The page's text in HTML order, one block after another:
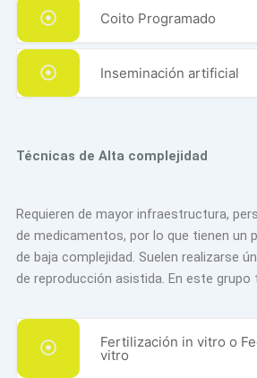
Coito Programado
Inseminación artificial
Técnicas de Alta complejidad
Requieren de mayor infraestructura,
de medicamentos, por lo que tienen un
de baja complejidad. Suelen realizarse
de reproducción asistida. En este grupo
Fertilización in vitro o
vitro